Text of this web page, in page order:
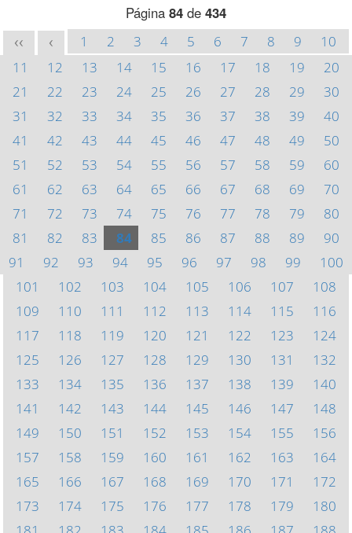
Página 84 de 434
<< < 1 2 3 4 5 6 7 8 9
10
11
12 13 14 15 16 17 18 19
20
21
22 23 24 25 26 27 28 29
30
31
32 33 34 35 36 37 38 39
40
41
42 43 44 45 46 47 48 49
50
51
52 53 54 55 56 57 58 59
60
61
62 63 64 65 66 67 68 69
70
71
72 73 74 75 76 77 78 79
80
81
82 83 84 85 86 87 88 89
90
91
92 93 94 95 96 97 98 99
100
101
102 103 104 105 106 107
108
109
110 111 112 113 114 115
116
117
118 119 120 121 122 123
124
125
126 127 128 129 130 131
132
133
134 135 136 137 138 139
140
141
142 143 144 145 146 147
148
149
150 151 152 153 154 155
156
157
158 159 160 161 162 163
164
165
166 167 168 169 170 171
172
173
174 175 176 177 178 179
180